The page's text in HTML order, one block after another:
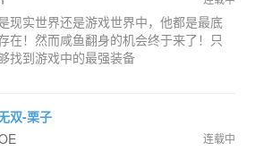
现实世界还是游戏世界中，他都是最底
在！然而咸鱼翻身的机会终于来了！只
找到游戏中的最强装备
双-栗子
连载中